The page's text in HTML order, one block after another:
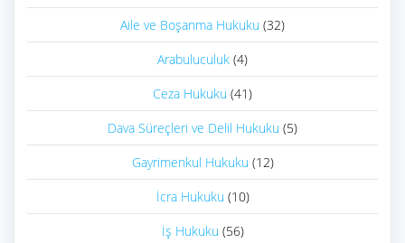
Aile ve Boşanma Hukuku (32)
Arabuluculuk (4)
Ceza Hukuku (41)
Dava Süreçleri ve Delil Hukuku (5)
Gayrimenkul Hukuku (12)
İcra Hukuku (10)
İş Hukuku (56)